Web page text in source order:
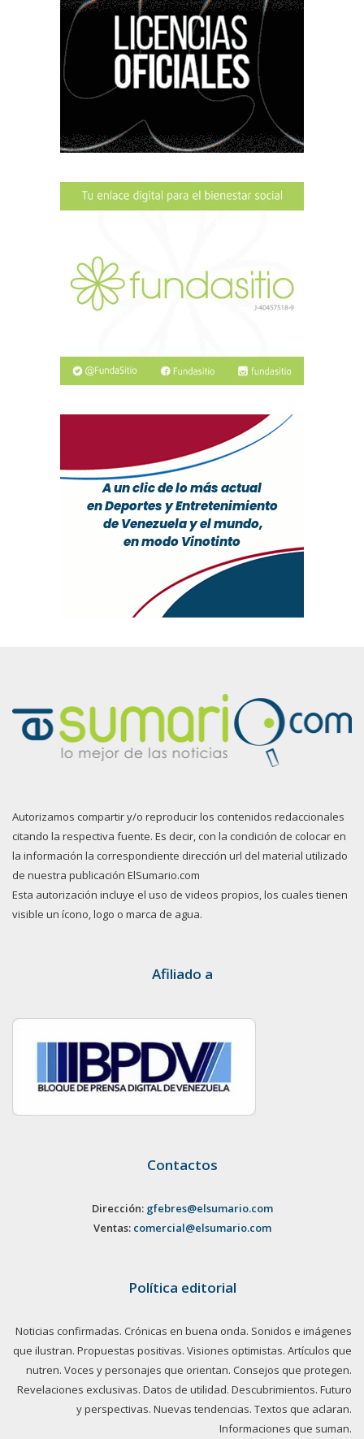
Autorizamos compartir y/o reproducir los contenidos redaccionales
citando la respectiva fuente. Es decir, con la condición de colocar en
la información la correspondiente dirección url del material utilizado
de nuestra publicación ElSumario.com
Esta autorización incluye el uso de videos propios, los cuales tienen
visible un ícono, logo o marca de agua.
Afiliado a
Contactos
Dirección: gfebres@elsumario.com
Ventas: comercial@elsumario.com
Política editorial
Noticias confirmadas. Crónicas en buena onda. Sonidos e imágenes
que ilustran. Propuestas positivas. Visiones optimistas. Artículos que
nutren. Voces y personajes que orientan. Consejos que protegen.
Revelaciones exclusivas. Datos de utilidad. Descubrimientos. Futuro
y perspectivas. Nuevas tendencias. Textos que aclaran.
Informaciones que suman.